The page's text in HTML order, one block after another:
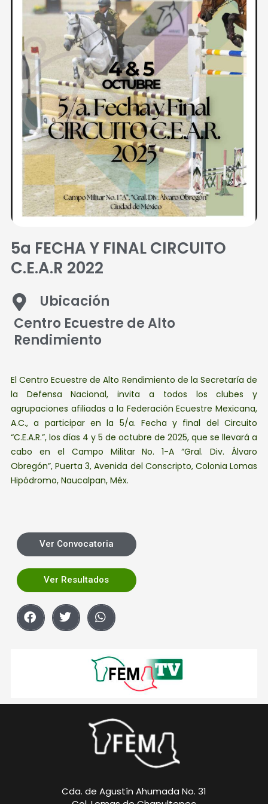
5a FECHA Y FINAL CIRCUITO
C.E.A.R 2022
Ubicación
Centro Ecuestre de Alto
Rendimiento
El Centro Ecuestre de Alto Rendimiento de la Secretaría de
la Defensa Nacional, invita a todos los clubes y
agrupaciones afiliadas a la Federación Ecuestre Mexicana,
A.C., a participar en la 5/a. Fecha y final del Circuito
“C.E.A.R.”, los días 4 y 5 de octubre de 2025, que se llevará a
cabo en el Campo Militar No. 1-A “Gral. Div. Álvaro
Obregón”, Puerta 3, Avenida del Conscripto, Colonia Lomas
Hipódromo, Naucalpan, Méx.
Ver Convocatoria
Ver Resultados
Cda. de Agustín Ahumada No. 31